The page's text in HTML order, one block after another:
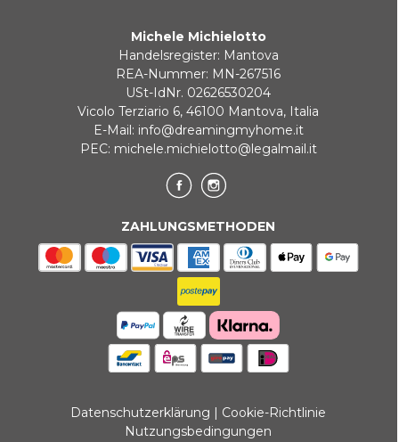
Michele Michielotto
Handelsregister: Mantova
REA-Nummer: MN-267516
USt-IdNr. 02626530204
Vicolo Terziario 6, 46100 Mantova, Italia
E-Mail: info@dreamingmyhome.it
PEC: michele.michielotto@legalmail.it
ZAHLUNGSMETHODEN
Datenschutzerklärung | Cookie-Richtlinie
Nutzungsbedingungen